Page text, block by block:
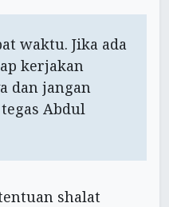
waktu. Jika ada
kerjakan
dan jangan
Abdul
shalat